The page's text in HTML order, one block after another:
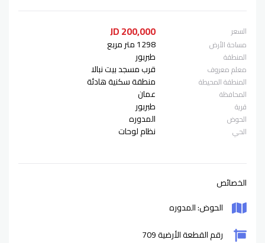
السعر 200,000 JD
مساحة الأرض 1298 متر مربع
المنطقة طبربور
معلم معروف قرب مسجد بيت نبالا
المنطقة المحيطة منطقة سكنية هادئة
المحافظة عمان
قرية طبربور
الحوض المدوره
الحي نظام لوحات
الخصائص
الحوض: المدوره
رقم القطعة الأرضية 709